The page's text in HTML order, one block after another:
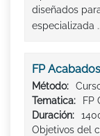
diseñados
especializada
FP
Método:
Tematica:
FP
Duración:
Objetivos del